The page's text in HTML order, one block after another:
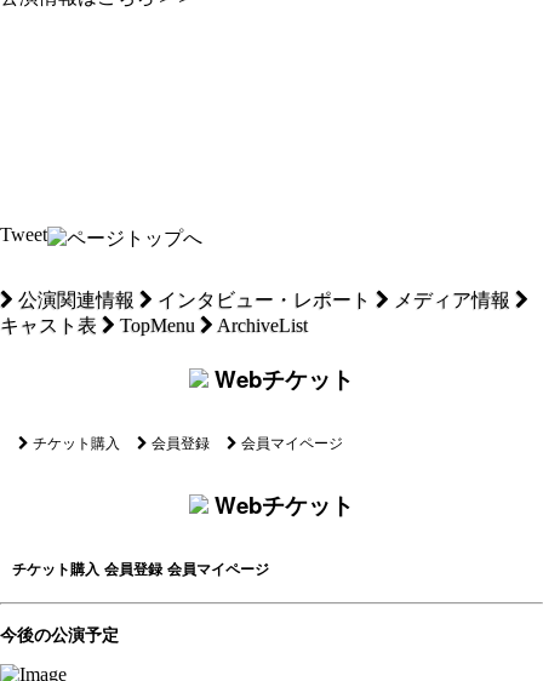
Tweet
公演関連情報 インタビュー・レポート
メディア情報
キャスト表
TopMenu ArchiveList
Webチケット
チケット購入 会員登録 会員マイページ
Webチケット
チケット購入 会員登録 会員マイページ
今後の公演予定